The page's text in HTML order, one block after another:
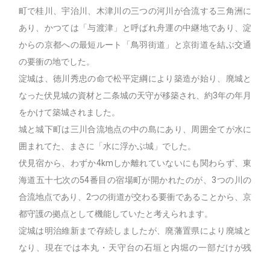
町で桂川、宇治川、木津川の三つの河川が合流する三角洲に
あり、かつては「与渡津」と呼ばれ舟運の中継地であり、淀
からの京都への最短ルート「鳥羽街道」と京街道を結ぶ交通
の要衝の地でした。
淀城は、徳川秀忠の命で松平定綱により築造が始り、廃城と
なった伏見城の資材と二条城の天守が移築され、約3年の年月
をかけて築城されました。
城と城下町は三川合流地点の中の島にあり、周囲全てが水に
囲まれてた、まさに「水に浮かぶ城」でした。
伏見宿から、わずか4kmしか離れていないにも関わらず、東
海道五十七次の54番目の宿場町が開かれたのが、3つの川の
合流地点であり、2つの街道が交わる要衝であることから、京
都守護の拠点として機能していたと考えられます。
淀城は明治維新まで存続しましたが、廃藩置県により廃城と
なり、現在では本丸・天守台の石垣と内堀の一部だけが残